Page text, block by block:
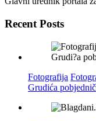
Recent Posts
Fotografija
Grudića